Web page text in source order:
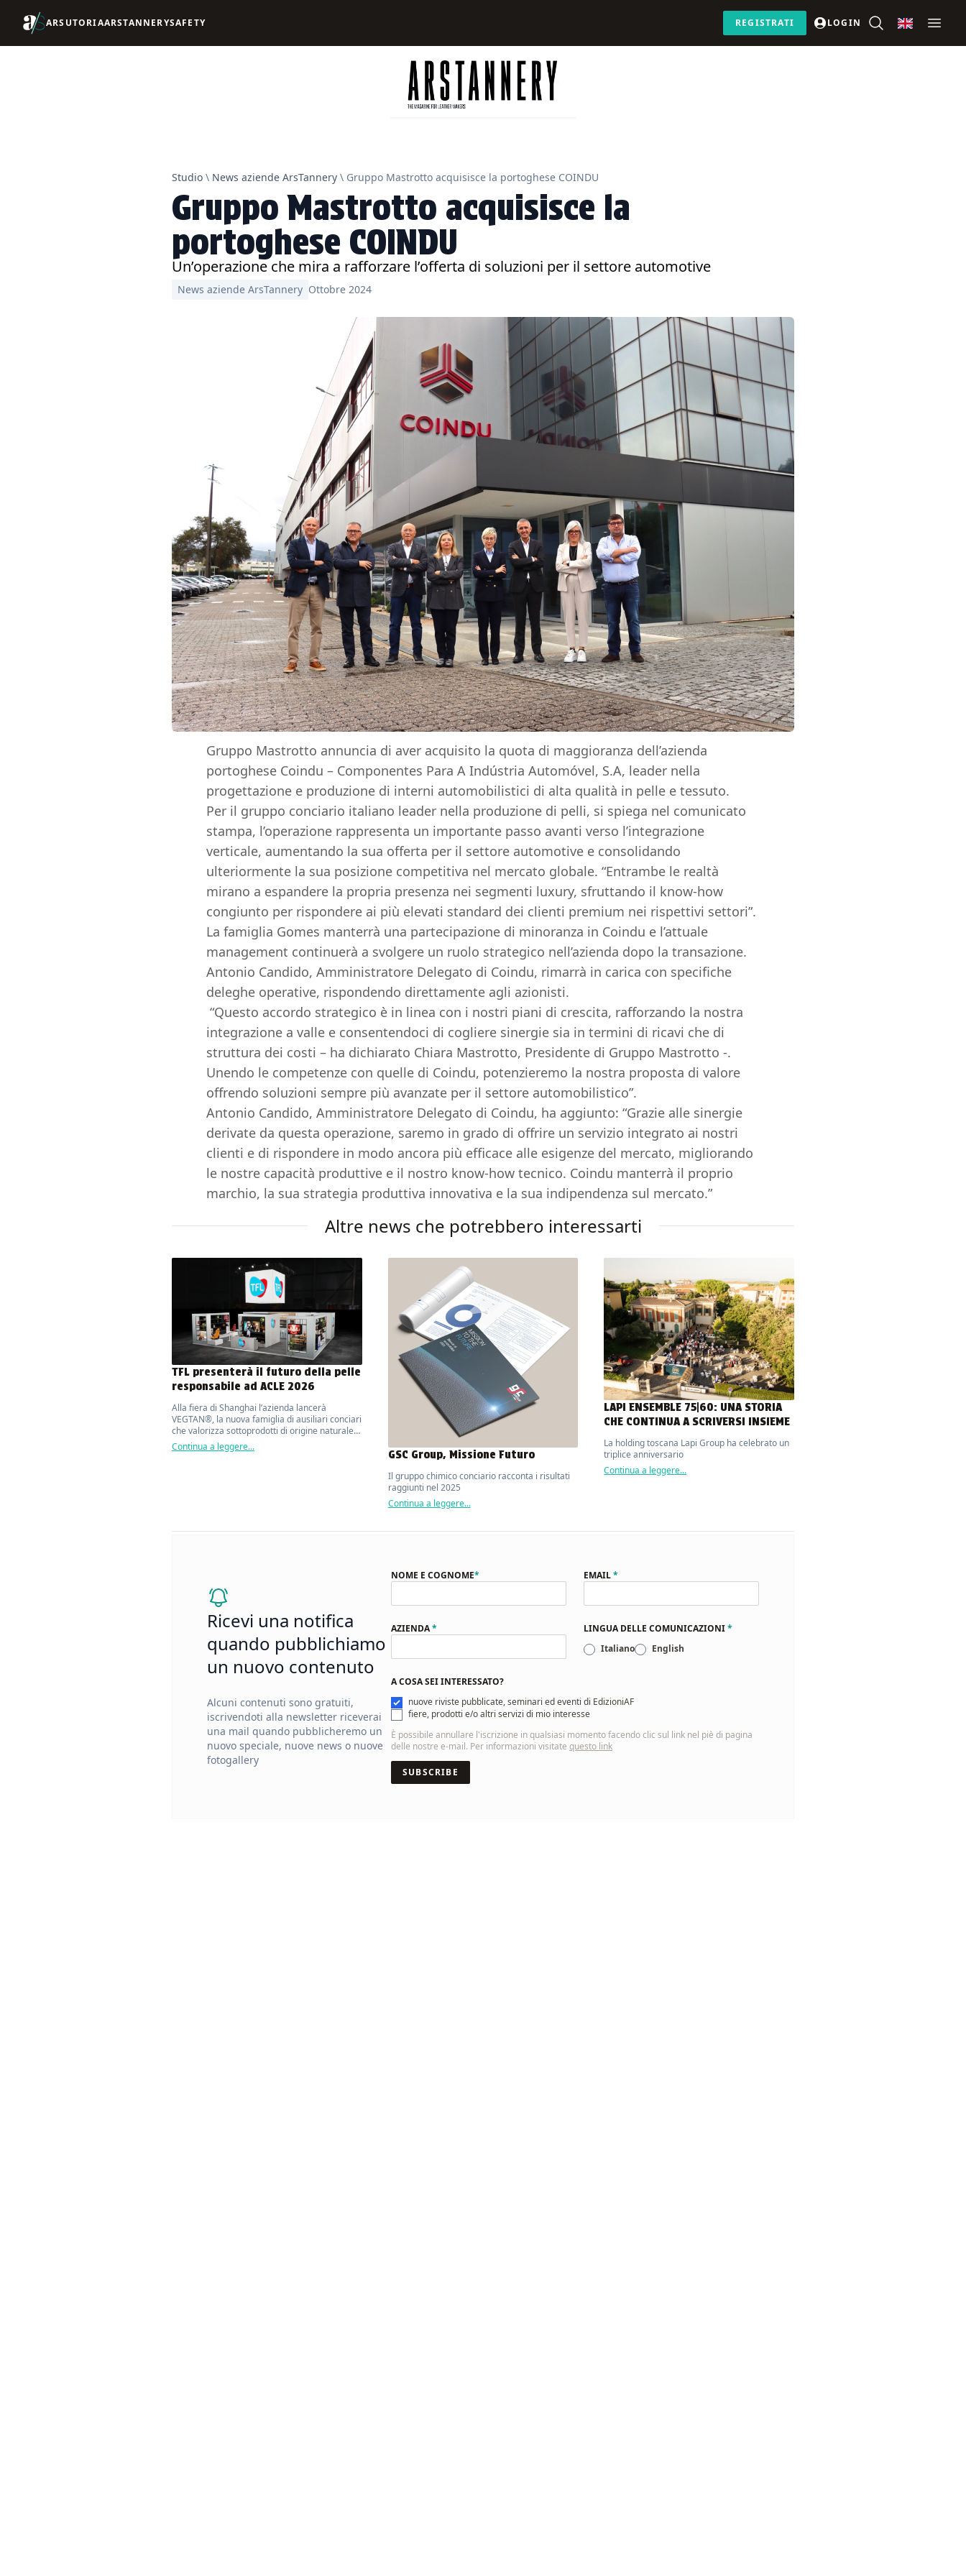
ARSUTORIAARSTANNERYSAFETY REGISTRATI LOGIN
Studio \ News aziende ArsTannery \ Gruppo Mastrotto acquisisce la portoghese COINDU
Gruppo Mastrotto acquisisce la
portoghese COINDU
Un’operazione che mira a rafforzare l’offerta di soluzioni per il settore automotive
News aziende ArsTannery Ottobre 2024
Gruppo Mastrotto annuncia di aver acquisito la quota di maggioranza dell’azienda
portoghese Coindu – Componentes Para A Indústria Automóvel, S.A, leader nella
progettazione e produzione di interni automobilistici di alta qualità in pelle e tessuto.
Per il gruppo conciario italiano leader nella produzione di pelli, si spiega nel comunicato
stampa, l’operazione rappresenta un importante passo avanti verso l’integrazione
verticale, aumentando la sua offerta per il settore automotive e consolidando
ulteriormente la sua posizione competitiva nel mercato globale. “Entrambe le realtà
mirano a espandere la propria presenza nei segmenti luxury, sfruttando il know-how
congiunto per rispondere ai più elevati standard dei clienti premium nei rispettivi settori”.
La famiglia Gomes manterrà una partecipazione di minoranza in Coindu e l’attuale
management continuerà a svolgere un ruolo strategico nell’azienda dopo la transazione.
Antonio Candido, Amministratore Delegato di Coindu, rimarrà in carica con specifiche
deleghe operative, rispondendo direttamente agli azionisti.
“Questo accordo strategico è in linea con i nostri piani di crescita, rafforzando la nostra
integrazione a valle e consentendoci di cogliere sinergie sia in termini di ricavi che di
struttura dei costi – ha dichiarato Chiara Mastrotto, Presidente di Gruppo Mastrotto -.
Unendo le competenze con quelle di Coindu, potenzieremo la nostra proposta di valore
offrendo soluzioni sempre più avanzate per il settore automobilistico”.
Antonio Candido, Amministratore Delegato di Coindu, ha aggiunto: “Grazie alle sinergie
derivate da questa operazione, saremo in grado di offrire un servizio integrato ai nostri
clienti e di rispondere in modo ancora più efficace alle esigenze del mercato, migliorando
le nostre capacità produttive e il nostro know-how tecnico. Coindu manterrà il proprio
marchio, la sua strategia produttiva innovativa e la sua indipendenza sul mercato.”
Altre news che potrebbero interessarti
TFL presenterà il futuro della pelle
responsabile ad ACLE 2026
Alla fiera di Shanghai l’azienda lancerà
VEGTAN®, la nuova famiglia di ausiliari conciari
che valorizza sottoprodotti di origine naturale
con oltre il 70% di contenuto bio based
Continua a leggere...
GSC Group, Missione Futuro
Il gruppo chimico conciario racconta i risultati
raggiunti nel 2025
Continua a leggere...
LAPI ENSEMBLE 75|60: UNA STORIA
CHE CONTINUA A SCRIVERSI INSIEME
La holding toscana Lapi Group ha celebrato un
triplice anniversario
Continua a leggere...
Ricevi una notifica
quando pubblichiamo
un nuovo contenuto
Alcuni contenuti sono gratuiti,
iscrivendoti alla newsletter riceverai
una mail quando pubblicheremo un
nuovo speciale, nuove news o nuove
fotogallery
NOME E COGNOME* EMAIL*
AZIENDA* LINGUA DELLE COMUNICAZIONI*
Italiano
English
A COSA SEI INTERESSATO?
nuove riviste pubblicate, seminari ed eventi di EdizioniAF
fiere, prodotti e/o altri servizi di mio interesse
È possibile annullare l'iscrizione in qualsiasi momento facendo clic sul link nel piè di pagina
delle nostre e-mail. Per informazioni visitatequesto link